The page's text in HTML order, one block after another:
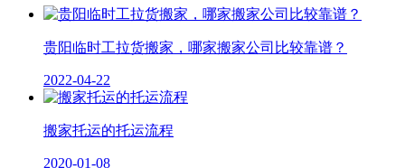
贵阳临时工拉货搬家，哪家搬家公司比较靠谱？
2022-04-22
搬家托运的托运流程
2020-01-08